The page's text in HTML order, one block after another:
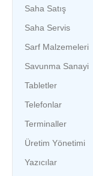
Saha Satış
Saha Servis
Sarf Malzemeleri
Savunma Sanayi
Tabletler
Telefonlar
Terminaller
Üretim Yönetimi
Yazıcılar